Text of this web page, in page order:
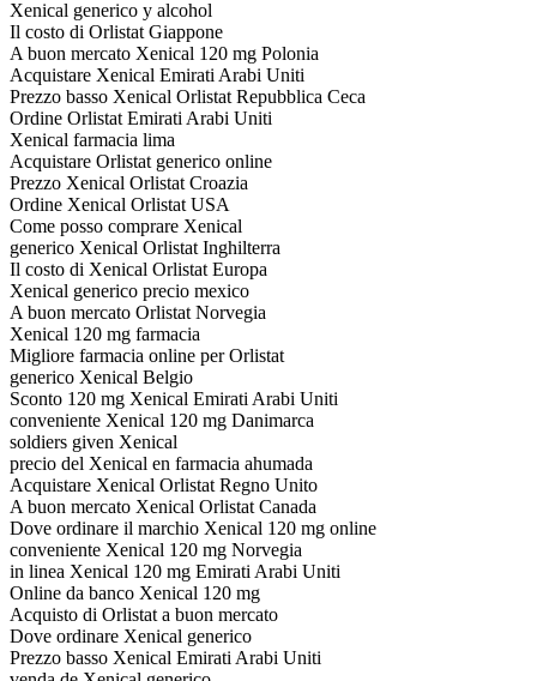
Xenical generico y alcohol
Il costo di Orlistat Giappone
A buon mercato Xenical 120 mg Polonia
Acquistare Xenical Emirati Arabi Uniti
Prezzo basso Xenical Orlistat Repubblica Ceca
Ordine Orlistat Emirati Arabi Uniti
Xenical farmacia lima
Acquistare Orlistat generico online
Prezzo Xenical Orlistat Croazia
Ordine Xenical Orlistat USA
Come posso comprare Xenical
generico Xenical Orlistat Inghilterra
Il costo di Xenical Orlistat Europa
Xenical generico precio mexico
A buon mercato Orlistat Norvegia
Xenical 120 mg farmacia
Migliore farmacia online per Orlistat
generico Xenical Belgio
Sconto 120 mg Xenical Emirati Arabi Uniti
conveniente Xenical 120 mg Danimarca
soldiers given Xenical
precio del Xenical en farmacia ahumada
Acquistare Xenical Orlistat Regno Unito
A buon mercato Xenical Orlistat Canada
Dove ordinare il marchio Xenical 120 mg online
conveniente Xenical 120 mg Norvegia
in linea Xenical 120 mg Emirati Arabi Uniti
Online da banco Xenical 120 mg
Acquisto di Orlistat a buon mercato
Dove ordinare Xenical generico
Prezzo basso Xenical Emirati Arabi Uniti